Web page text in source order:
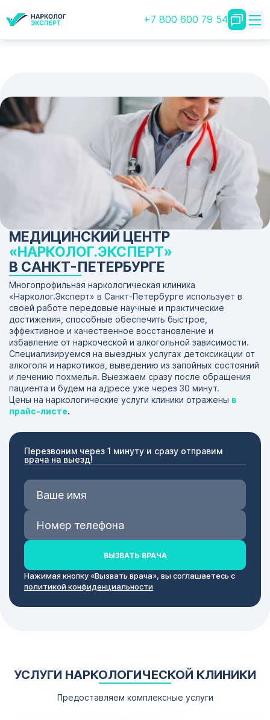
+7 800 600 79 54
МЕДИЦИНСКИЙ ЦЕНТР
«НАРКОЛОГ.ЭКСПЕРТ»
В САНКТ-ПЕТЕРБУРГЕ
Многопрофильная наркологическая клиника
«Нарколог.Эксперт» в Санкт-Петербурге использует в
своей работе передовые научные и практические
достижения, способные обеспечить быстрое,
эффективное и качественное восстановление и
избавление от наркоческой и алкогольной зависимости.
Специализируемся на выездных услугах детоксикации от
алкоголя и наркотиков, выведению из запойных состояний
и лечению похмелья. Выезжаем сразу после обращения
пациента и будем на адресе уже через 30 минут.
Цены на наркологические услуги клиники отражены в
прайс-листе.
Перезвоним через 1 минуту и сразу отправим
врача на выезд!
ВЫЗВАТЬ ВРАЧА
Нажимая кнопку «Вызвать врача», вы соглашаетесь с
политикой конфиденциальности
УСЛУГИ НАРКОЛОГИЧЕСКОЙ КЛИНИКИ
Предоставляем комплексные услуги